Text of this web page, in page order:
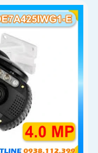
người và phương
thời